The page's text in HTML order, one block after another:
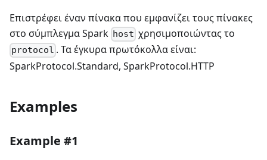
Επιστρέφει έναν πίνακα που εμφανίζει τους πίνακες
στο σύμπλεγμα Spark host χρησιμοποιώντας το
protocol . Τα έγκυρα πρωτόκολλα είναι:
SparkProtocol.Standard, SparkProtocol.HTTP
Examples
Example #1